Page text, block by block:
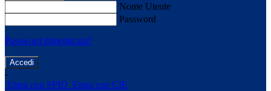
Nome Utente
Password
Password dimenticata?
-
Entra con SPID Entra con CIE